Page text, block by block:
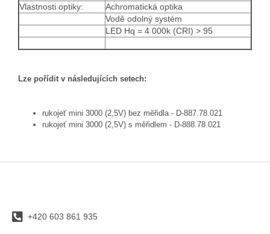
Vlastnosti optiky:
Achromatická optika
Vodě odolný systém
LED Hq = 4 000k (CRI) > 95
Lze pořídit v následujících setech:
rukojeť mini 3000 (2,5V) bez měřidla - D-887.78.021
rukojeť mini 3000 (2,5V) s měřidlem - D-888.78.021
+420 603 861 935